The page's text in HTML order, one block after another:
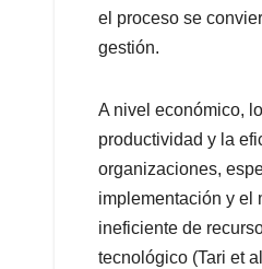
el proceso se
gestión.
A nivel económico,
productividad y la
organizaciones,
implementación y el
ineficiente de
tecnológico (Tari et